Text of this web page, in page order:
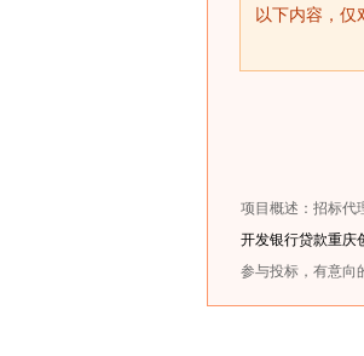
以下内容，仅
项目概述：招标代
开发银行贷款重庆
参与投标，有意向